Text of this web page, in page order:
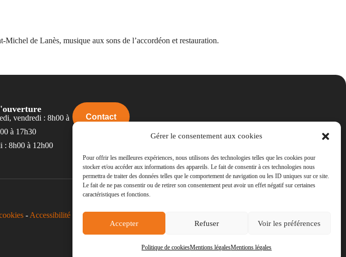
Gérer le consentement aux cookies
Pour offrir les meilleures expériences, nous utilisons des technologies telles que les cookies pour
stocker et/ou accéder aux informations des appareils. Le fait de consentir à ces technologies nous
permettra de traiter des données telles que le comportement de navigation ou les ID uniques sur ce site.
Le fait de ne pas consentir ou de retirer son consentement peut avoir un effet négatif sur certaines
caractéristiques et fonctions.
Accepter Refuser Voir les préférences
Politique de cookiesMentions légalesMentions légales
de Lanès, musique aux sons de l’accordéon et restauration.
vendredi : 8h00 à
à 17h30
: 8h00 à 12h00
Contact
- Accessibilité -